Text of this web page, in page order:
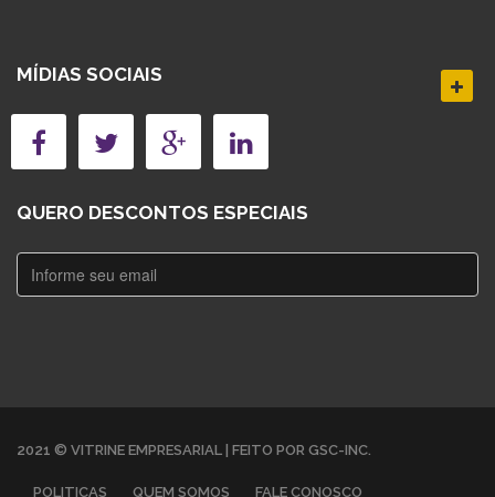
MÍDIAS SOCIAIS
QUERO DESCONTOS ESPECIAIS
2021 © VITRINE EMPRESARIAL | FEITO POR GSC-INC.
POLITICAS QUEM SOMOS FALE CONOSCO